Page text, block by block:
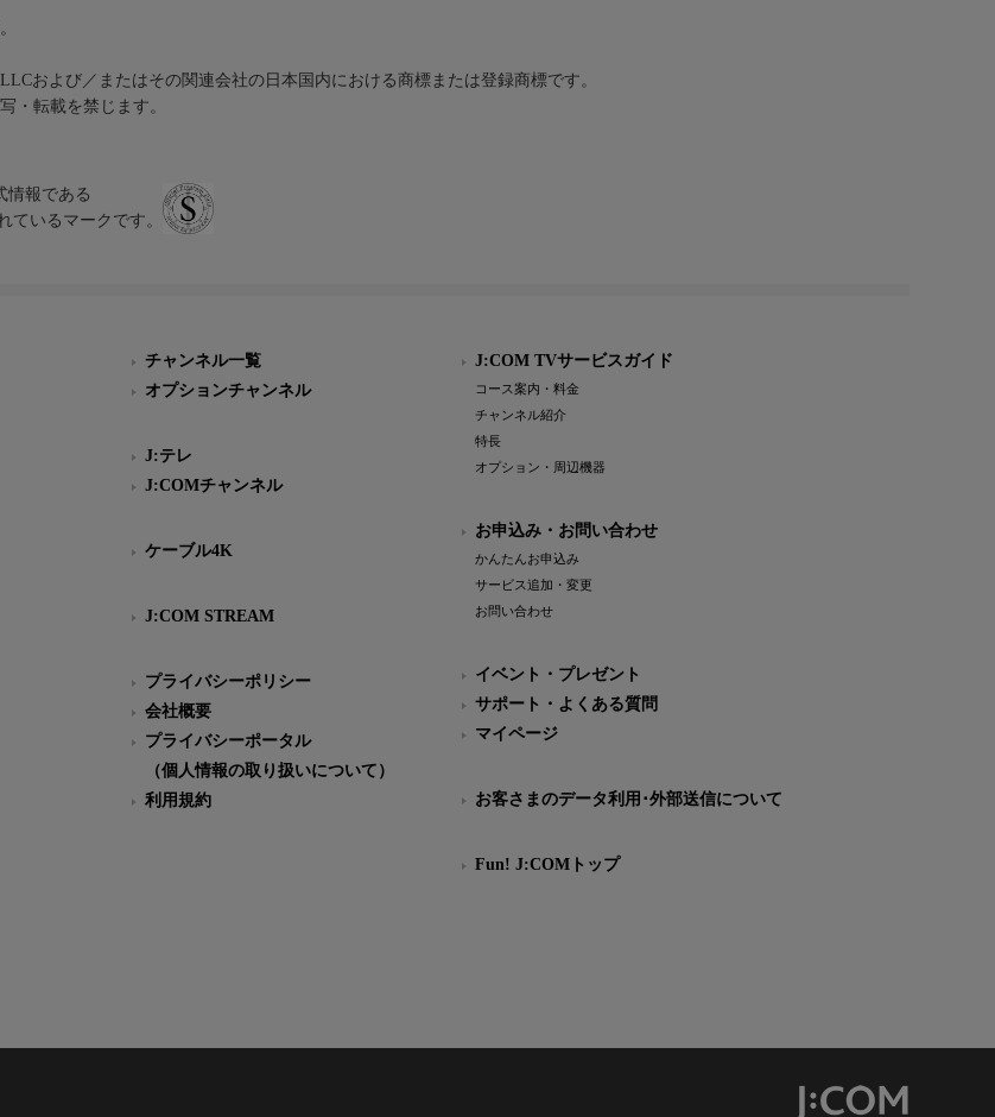
および／またはその関連会社の日本国内における商標または登録商標です。
・転載を禁じます。
情報である
ているマークです。
チャンネル一覧
オプションチャンネル
J:テレ
J:COMチャンネル
ケーブル4K
J:COM STREAM
プライバシーポリシー
会社概要
プライバシーポータル
（個人情報の取り扱いについて）
利用規約
J:COM TVサービスガイド
コース案内・料金
チャンネル紹介
特長
オプション・周辺機器
お申込み・お問い合わせ
かんたんお申込み
サービス追加・変更
お問い合わせ
イベント・プレゼント
サポート・よくある質問
マイページ
お客さまのデータ利用･外部送信について
Fun! J:COMトップ